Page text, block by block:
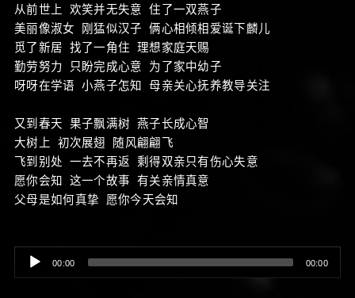
从前世上 欢笑并无失意 住了一双燕子
美丽像淑女 刚猛似汉子 俩心相倾相爱诞下麟儿
觅了新居 找了一角住 理想家庭天赐
勤劳努力 只盼完成心意 为了家中幼子
呀呀在学语 小燕子怎知 母亲关心抚养教导关注
又到春天 果子飘满树 燕子长成心智
大树上 初次展翅 随风翩翩飞
飞到别处 一去不再返 剩得双亲只有伤心失意
愿你会知 这一个故事 有关亲情真意
父母是如何真挚 愿你今天会知
Audio
Player
00:00 00:00